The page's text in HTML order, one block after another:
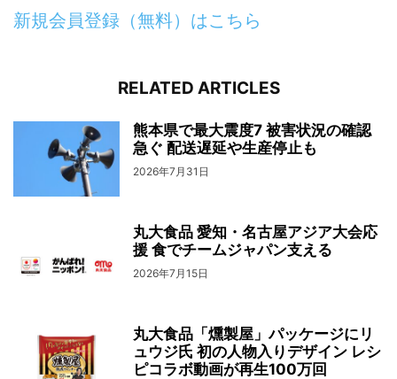
新規会員登録（無料）はこちら
RELATED ARTICLES
熊本県で最大震度7 被害状況の確認
急ぐ 配送遅延や生産停止も
2026年7月31日
丸大食品 愛知・名古屋アジア大会応
援 食でチームジャパン支える
2026年7月15日
丸大食品「燻製屋」パッケージにリ
ュウジ氏 初の人物入りデザイン レシ
ピコラボ動画が再生100万回